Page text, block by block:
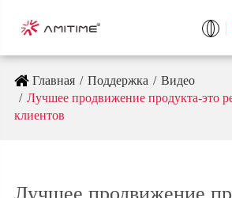
Главная Поддержка
Видео
Лучшее продвижение продукта-это
клиентов